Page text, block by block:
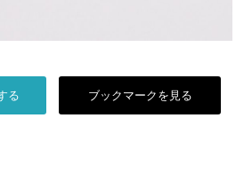
る ブックマークを見る